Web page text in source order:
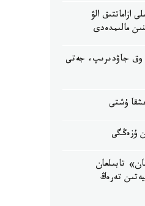
الۋ
مالىمدەدى
وق جاۋدىرىپ، جەتى
ۇزەڭگى
تابىلعان
تەرەڭ